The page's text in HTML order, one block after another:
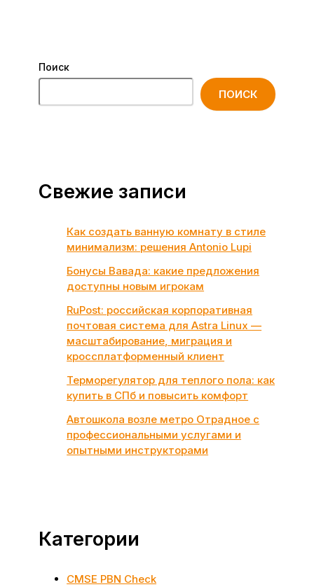
Поиск
ПОИСК
Свежие записи
Как создать ванную комнату в стиле
минимализм: решения Antonio Lupi
Бонусы Вавада: какие предложения
доступны новым игрокам
RuPost: российская корпоративная
почтовая система для Astra Linux —
масштабирование, миграция и
кроссплатформенный клиент
Терморегулятор для теплого пола: как
купить в СПб и повысить комфорт
Автошкола возле метро Отрадное с
профессиональными услугами и
опытными инструкторами
Категории
CMSE PBN Check